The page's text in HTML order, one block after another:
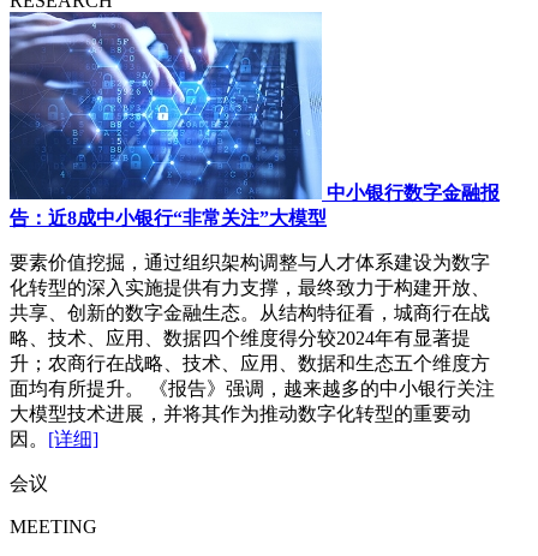
中小银行数字金融报
告：近8成中小银行“非常关注”大模型
要素价值挖掘，通过组织架构调整与人才体系建设为数字
化转型的深入实施提供有力支撑，最终致力于构建开放、
共享、创新的数字金融生态。从结构特征看，城商行在战
略、技术、应用、数据四个维度得分较2024年有显著提
升；农商行在战略、技术、应用、数据和生态五个维度方
面均有所提升。 《报告》强调，越来越多的中小银行关注
大模型技术进展，并将其作为推动数字化转型的重要动
因。 [详细]
会议
MEETING